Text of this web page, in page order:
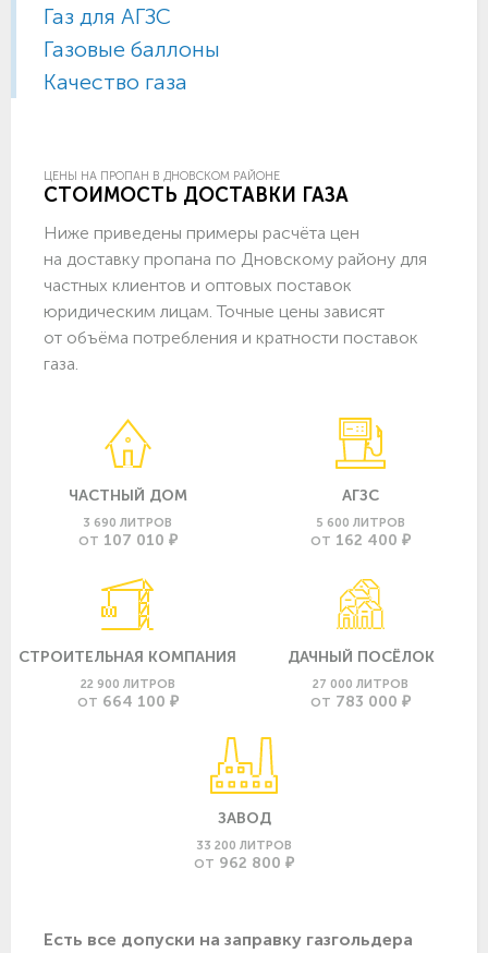
Газ для АГЗС
Газовые баллоны
Качество газа
ЦЕНЫ НА ПРОПАН В ДНОВСКОМ РАЙОНЕ
СТОИМОСТЬ ДОСТАВКИ ГАЗА
Ниже приведены примеры расчёта цен
на доставку пропана по Дновскому району для
частных клиентов и оптовых поставок
юридическим лицам. Точные цены зависят
от объёма потребления и кратности поставок
газа.
ЧАСТНЫЙ ДОМ
3 690 ЛИТРОВ
ОТ 107 010 ₽
АГЗС
5 600 ЛИТРОВ
ОТ 162 400 ₽
СТРОИТЕЛЬНАЯ КОМПАНИЯ
22 900 ЛИТРОВ
ОТ 664 100 ₽
ДАЧНЫЙ ПОСЁЛОК
27 000 ЛИТРОВ
ОТ 783 000 ₽
ЗАВОД
33 200 ЛИТРОВ
ОТ 962 800 ₽
Есть все допуски нa заправку газгольдера